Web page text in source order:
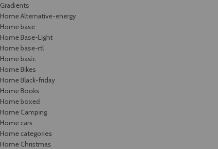
Gradients
Home Alternative-energy
Home base
Home Base-Light
Home base-rtl
Home basic
Home Bikes
Home Black-friday
Home Books
Home boxed
Home Camping
Home cars
Home categories
Home Christmas